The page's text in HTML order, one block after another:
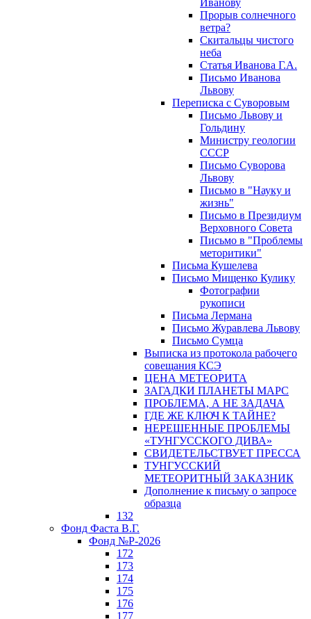
Иванову
Прорыв солнечного
ветра?
Скитальцы чистого
неба
Статья Иванова Г.А.
Письмо Иванова
Львову
Переписка с Суворовым
Письмо Львову и
Гольдину
Министру геологии
СССР
Письмо Суворова
Львову
Письмо в "Науку и
жизнь"
Письмо в Президиум
Верховного Совета
Письмо в "Проблемы
меторитики"
Письма Кушелева
Письмо Мищенко Кулику
Фотографии
рукописи
Письма Лермана
Письмо Журавлева Львову
Письмо Сумца
Выписка из протокола рабочего
совещания КСЭ
ЦЕНА МЕТЕОРИТА
ЗАГАДКИ ПЛАНЕТЫ МАРС
ПРОБЛЕМА, А НЕ ЗАДАЧА
ГДЕ ЖЕ КЛЮЧ К ТАЙНЕ?
НЕРЕШЕННЫЕ ПРОБЛЕМЫ
«ТУНГУССКОГО ДИВА»
СВИДЕТЕЛЬСТВУЕТ ПРЕССА
ТУНГУССКИЙ
МЕТЕОРИТНЫЙ ЗАКАЗНИК
Дополнение к письму о запросе
образца
132
Фонд Фаста В.Г.
Фонд №Р-2026
172
173
174
175
176
177